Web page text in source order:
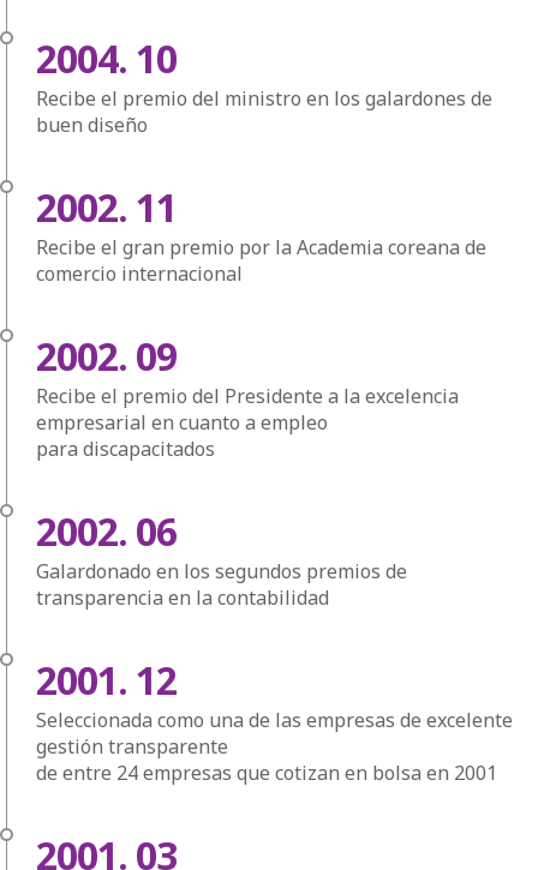
2004. 10
Recibe el premio del ministro en los galardones de
buen diseño
2002. 11
Recibe el gran premio por la Academia coreana de
comercio internacional
2002. 09
Recibe el premio del Presidente a la excelencia
empresarial en cuanto a empleo
para discapacitados
2002. 06
Galardonado en los segundos premios de
transparencia en la contabilidad
2001. 12
Seleccionada como una de las empresas de excelente
gestión transparente
de entre 24 empresas que cotizan en bolsa en 2001
2001. 03